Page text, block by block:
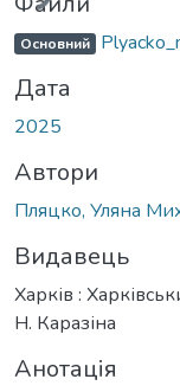
Основний
Дата
2025
Автори
Пляцко, Уляна
Видавець
Харків :
Н. Каразіна
Анотація